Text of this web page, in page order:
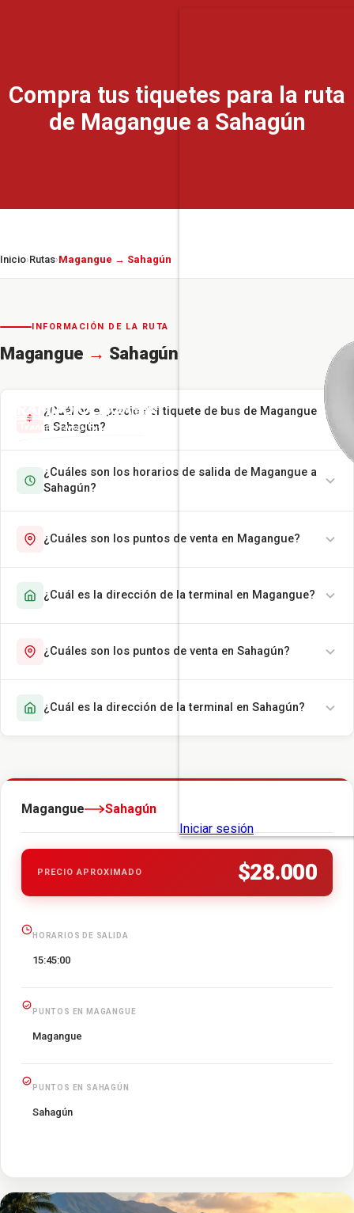
Compra tus tiquetes para la ruta
de Magangue a Sahagún
Inicio›Rutas›Magangue → Sahagún
INFORMACIÓN DE LA RUTA
Magangue → Sahagún
¿Cuál es el precio del tiquete de bus de Magangue
a Sahagún?
¿Cuáles son los horarios de salida de Magangue a
Sahagún?
¿Cuáles son los puntos de venta en Magangue?
¿Cuál es la dirección de la terminal en Magangue?
¿Cuáles son los puntos de venta en Sahagún?
¿Cuál es la dirección de la terminal en Sahagún?
Magangue Sahagún
PRECIO APROXIMADO $28.000
HORARIOS DE SALIDA
15:45:00
PUNTOS EN MAGANGUE
Magangue
PUNTOS EN SAHAGÚN
Sahagún